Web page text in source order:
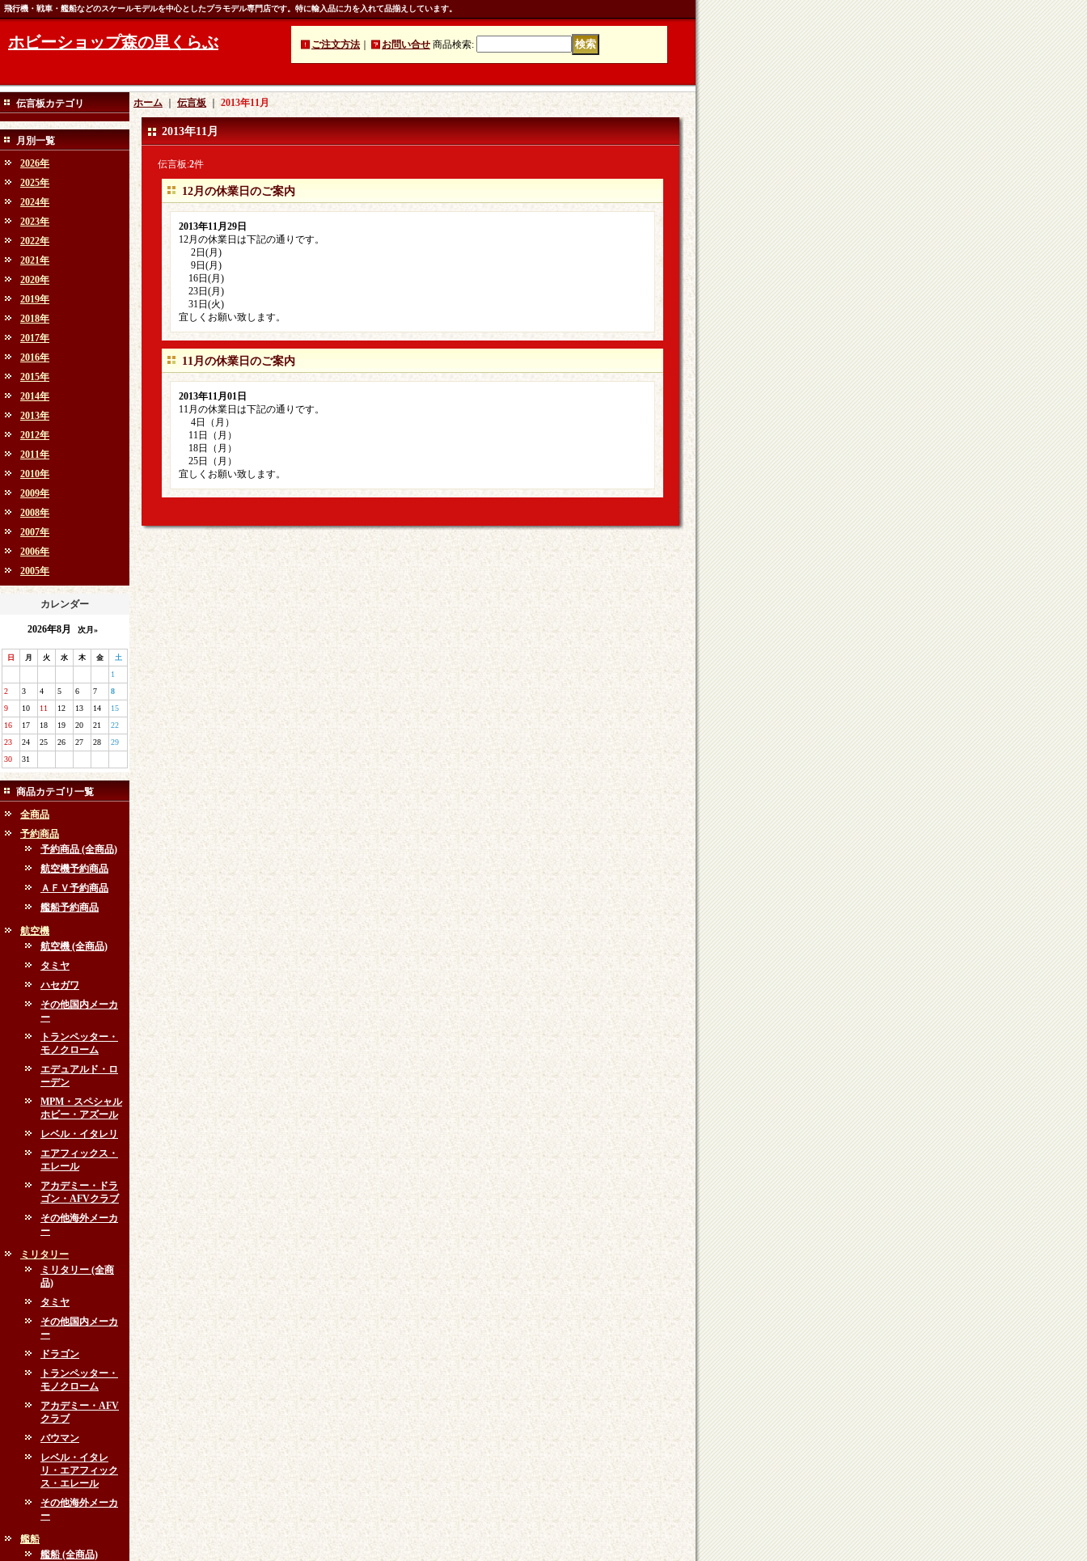
飛行機・戦車・艦船などのスケールモデルを中心としたプラモデル専門店です。特に輸入品に力を入れて品揃えしています。
ホビーショップ森の里くらぶ ご注文方法 お問い合せ 商品検索:
伝言板カテゴリ
月別一覧
2026年
2025年
2024年
2023年
2022年
2021年
2020年
2019年
2018年
2017年
2016年
2015年
2014年
2013年
2012年
2011年
2010年
2009年
2008年
2007年
2006年
2005年
カレンダー
2026年8月 次月»
日 月 火 水 木 金 土
1
2
3 4 5 6 7
8
9
10 11 12 13 14
15
16
17 18 19 20 21
22
23
24 25 26 27 28
29
30
31
商品カテゴリ一覧
全商品
予約商品
予約商品 (全商品)
航空機予約商品
ＡＦＶ予約商品
艦船予約商品
航空機
航空機 (全商品)
タミヤ
ハセガワ
その他国内メーカ
ー
トランペッター・
モノクローム
エデュアルド・ロ
ーデン
MPM・スペシャル
ホビー・アズール
レベル・イタレリ
エアフィックス・
エレール
アカデミー・ドラ
ゴン・AFVクラブ
その他海外メーカ
ー
ミリタリー
ミリタリー (全商
品)
タミヤ
その他国内メーカ
ー
ドラゴン
トランペッター・
モノクローム
アカデミー・AFV
クラブ
バウマン
レベル・イタレ
リ・エアフィック
ス・エレール
その他海外メーカ
ー
艦船
艦船 (全商品)
ホーム 伝言板 ｜2013年11月
2013年11月
伝言板:2件
12月の休業日のご案内
2013年11月29日
12月の休業日は下記の通りです。
2日(月)
9日(月)
16日(月)
23日(月)
31日(火)
宜しくお願い致します。
11月の休業日のご案内
2013年11月01日
11月の休業日は下記の通りです。
4日（月）
11日（月）
18日（月）
25日（月）
宜しくお願い致します。